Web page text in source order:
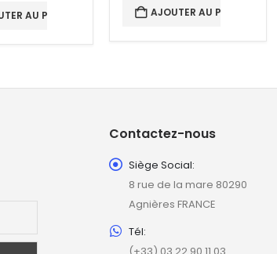
AU PANIER AJOUTER AU PANIER
Contactez-nous
Siège Social:
8 rue de la mare 80290
Agnières FRANCE
Tél: